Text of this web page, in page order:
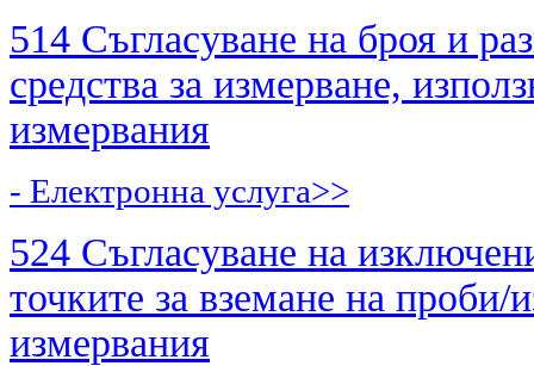
514 Съгласуване на броя и
средства за измерване,
измервания
- Електронна услуга>>
524 Съгласуване на
точките за вземане на
измервания